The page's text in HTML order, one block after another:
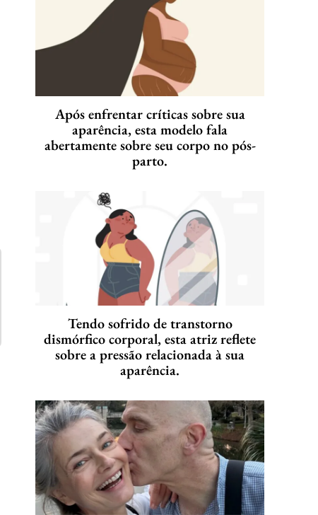
Após enfrentar críticas sobre sua
aparência, esta modelo fala
abertamente sobre seu corpo no pós-
parto.
Tendo sofrido de transtorno
dismórfico corporal, esta atriz reflete
sobre a pressão relacionada à sua
aparência.